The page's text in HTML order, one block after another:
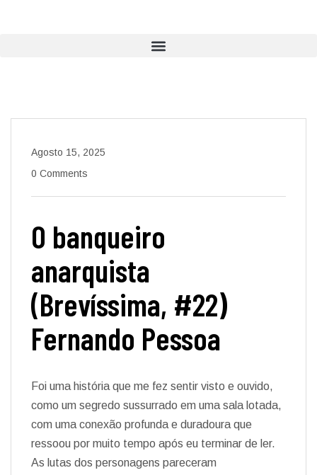
Agosto 15, 2025
0 Comments
O banqueiro
anarquista
(Brevíssima, #22)
Fernando Pessoa
Foi uma história que me fez sentir visto e ouvido,
como um segredo sussurrado em uma sala lotada,
com uma conexão profunda e duradoura que
ressoou por muito tempo após eu terminar de ler.
As lutas dos personagens pareceram